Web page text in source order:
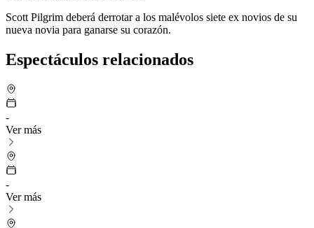
Scott Pilgrim deberá derrotar a los malévolos siete ex novios de su
nueva novia para ganarse su corazón.
Espectáculos relacionados
-
Ver más
-
Ver más